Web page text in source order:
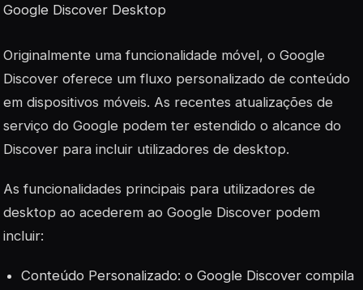
Google Discover Desktop
Originalmente uma funcionalidade móvel, o Google
Discover oferece um fluxo personalizado de conteúdo
em dispositivos móveis. As recentes atualizações de
serviço do Google podem ter estendido o alcance do
Discover para incluir utilizadores de desktop.
As funcionalidades principais para utilizadores de
desktop ao acederem ao Google Discover podem
incluir:
Conteúdo Personalizado: o Google Discover compila